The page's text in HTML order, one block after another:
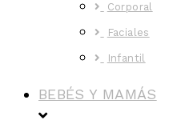
Corporal
Faciales
Infantil
BEBÉS Y MAMÁS